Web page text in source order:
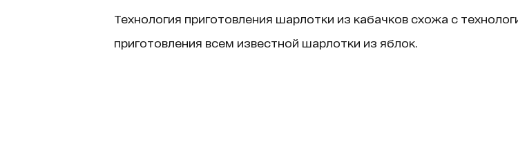
Технология приготовления шарлотки из кабачков схожа с
приготовления всем известной шарлотки из яблок.